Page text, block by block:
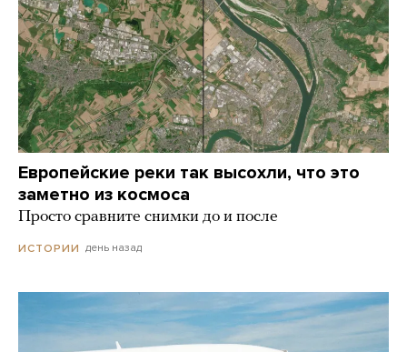
Европейские реки так высохли, что это
заметно из космоса
Просто сравните снимки до и после
ИСТОРИИ день назад